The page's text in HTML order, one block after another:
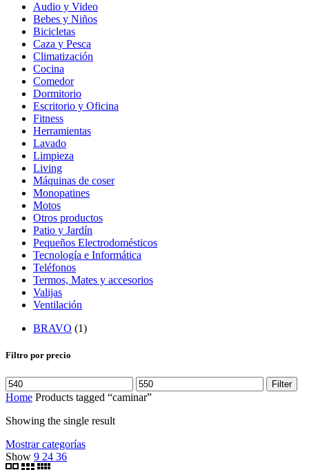
Audio y Video
Bebes y Niños
Bicicletas
Caza y Pesca
Climatización
Cocina
Comedor
Dormitorio
Escritorio y Oficina
Fitness
Herramientas
Lavado
Limpieza
Living
Máquinas de coser
Monopatines
Motos
Otros productos
Patio y Jardín
Pequeños Electrodomésticos
Tecnología e Informática
Teléfonos
Termos, Mates y accesorios
Valijas
Ventilación
BRAVO (1)
Filtro por precio
Filter
Home Products tagged “caminar”
Showing the single result
Mostrar categorías
Show 9 24 36